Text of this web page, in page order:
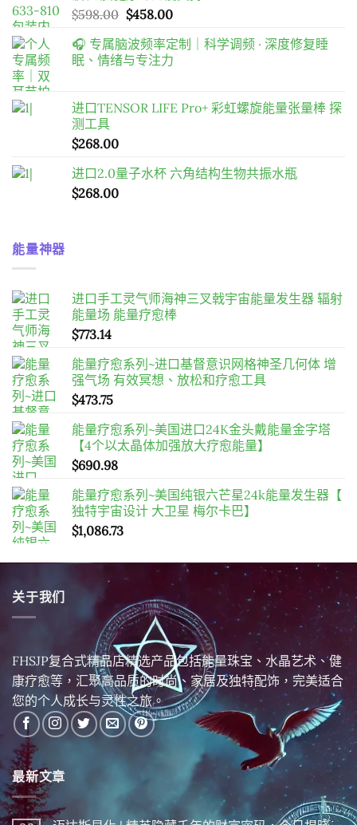
$598.00 原
價
格：
$458.00目
價
格：
🎧 专属脑波频率定制｜科学调频 · 深度修复睡
眠、情绪与专注力
进口TENSOR LIFE Pro+ 彩虹螺旋能量张量棒 探
测工具
$268.00
进口2.0量子水杯 六角结构生物共振水瓶
$268.00
能量神器
进口手工灵气师海神三叉戟宇宙能量发生器 辐射
能量场 能量疗愈棒
$773.14
能量疗愈系列~进口基督意识网格神圣几何体 增
强气场 有效冥想、放松和疗愈工具
$473.75
能量疗愈系列~美国进口24K金头戴能量金字塔
【4个以太晶体加强放大疗愈能量】
$690.98
能量疗愈系列~美国纯银六芒星24k能量发生器【
独特宇宙设计 大卫星 梅尔卡巴】
$1,086.73
关于我们
FHSJP复合式精品店精选产品包括能量珠宝、水晶艺术、健
康疗愈等，汇聚高品质的时尚、家居及独特配饰，完美适合
您的个人成长与灵性之旅。
最新文章